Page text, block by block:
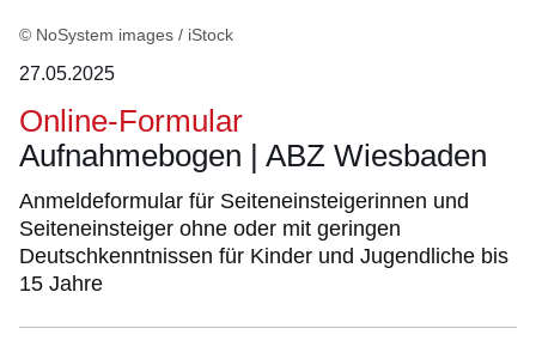
© NoSystem images / iStock
27.05.2025
Online-Formular
Aufnahmebogen | ABZ Wiesbaden
Anmeldeformular für Seiteneinsteigerinnen und
Seiteneinsteiger ohne oder mit geringen
Deutschkenntnissen für Kinder und Jugendliche bis
15 Jahre